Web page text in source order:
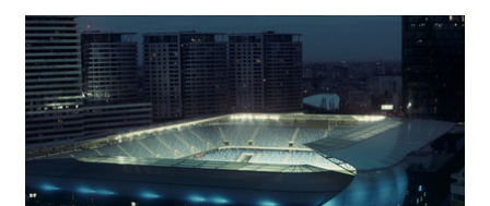
Post Bellum Deň víťazstva nad fašizmom